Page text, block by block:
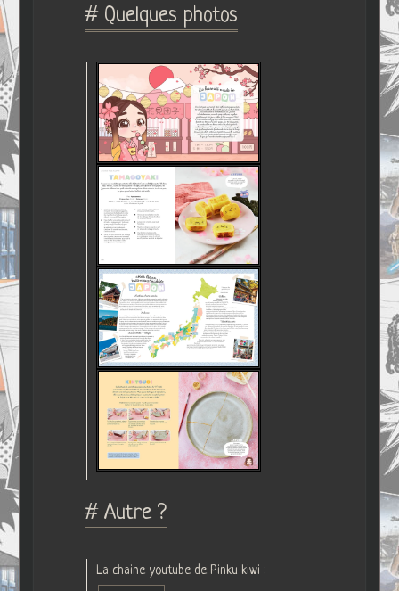
# Quelques photos
# Autre ?
La chaine youtube de Pinku kiwi :